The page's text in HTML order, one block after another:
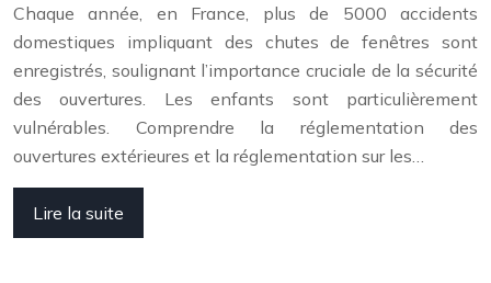
Chaque année, en France, plus de 5000 accidents
domestiques impliquant des chutes de fenêtres sont
enregistrés, soulignant l’importance cruciale de la sécurité
des ouvertures. Les enfants sont particulièrement
vulnérables. Comprendre la réglementation des
ouvertures extérieures et la réglementation sur les…
Lire la suite